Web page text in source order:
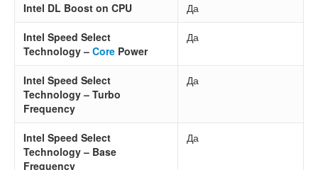
Intel DL Boost on CPU Да
Intel Speed Select
Technology – Core Power
Да
Intel Speed Select
Technology – Turbo
Frequency
Да
Intel Speed Select
Technology – Base
Frequency
Да